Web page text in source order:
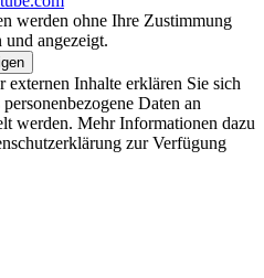
werden ohne Ihre Zustimmung
und angezeigt.
Inhalte erklären Sie sich
Daten an
werden. Mehr Informationen dazu
zur Verfügung